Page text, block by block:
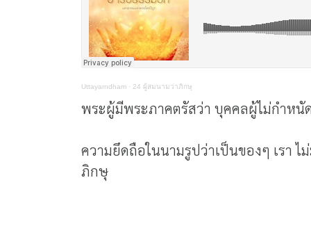
Uttayarndham · 24 ผู้สมนามว่าภิกษุ
พระผู้มีพระภาคตรัสว่า บุคคลผู้ไม่กำหนั
ความยึดถือในนามรูปว่าเป็นของๆ เรา ไ
ภิกษุ